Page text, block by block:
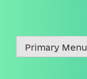
Primary Menu